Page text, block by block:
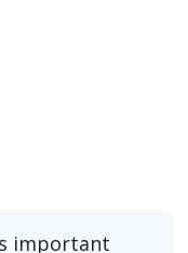
important